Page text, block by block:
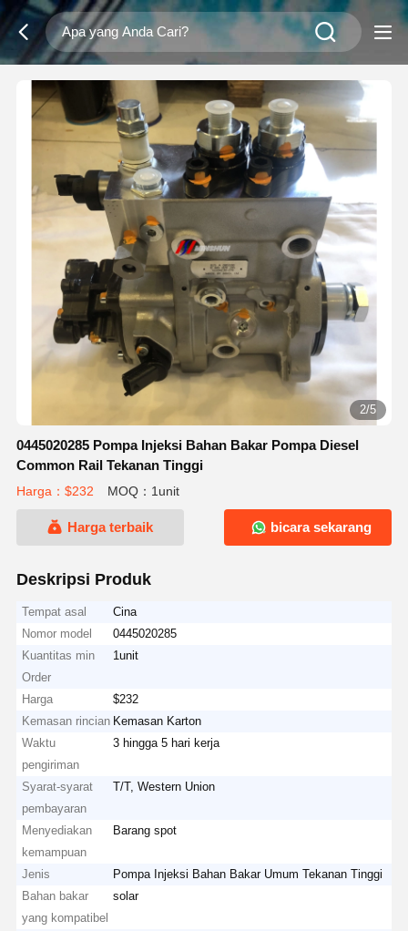
2/5
0445020285 Pompa Injeksi Bahan Bakar Pompa Diesel
Common Rail Tekanan Tinggi
Harga：$232 MOQ：1unit
Harga terbaik bicara sekarang
Deskripsi Produk
Tempat asal
Cina
Nomor model
0445020285
Kuantitas min
Order
1unit
Harga
$232
Kemasan rincian Kemasan Karton
Waktu
pengiriman
3 hingga 5 hari kerja
Syarat-syarat
pembayaran
T/T, Western Union
Menyediakan
kemampuan
Barang spot
Jenis
Pompa Injeksi Bahan Bakar Umum Tekanan Tinggi
Bahan bakar
yang kompatibel
solar